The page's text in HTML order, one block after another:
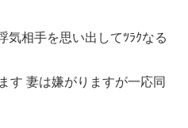
気相手を思い出してﾂﾗｸなる
す 妻は嫌がりますが一応同